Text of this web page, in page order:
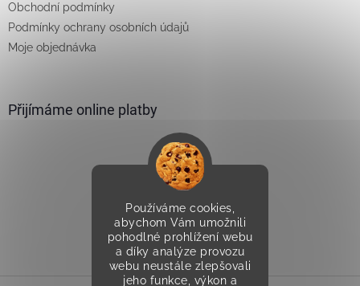
Používáme cookies,
abychom Vám umožnili
pohodlné prohlížení webu
a díky analýze provozu
webu neustále zlepšovali
jeho funkce, výkon a
Obchodní podmínky
Podmínky ochrany osobních údajů
Moje objednávka
Přijímáme online platby
Vytvořilo Studio Avocado